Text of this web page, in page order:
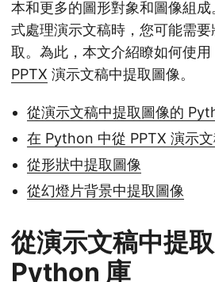
本和更多的圖形對象和圖像組
式處理演示文稿時，您可能需
取。為此，本文介紹瞭如何使
PPTX 演示文稿中提取圖像。
從演示文稿中提取圖像的
在 Python 中從 PPTX 演示
從形狀中提取圖像
從幻燈片背景中提取圖像
從演示文稿中提
Python 庫